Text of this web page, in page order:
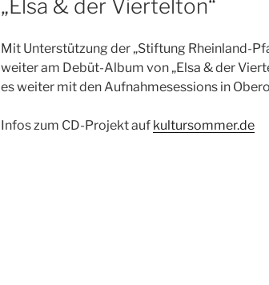
„Elsa & der Viertelton“
Mit Unterstützung der „Stiftung Rheinland-
weiter am Debüt-Album von „Elsa & der
es weiter mit den Aufnahmesessions in
Infos zum CD-Projekt auf kultursommer.de